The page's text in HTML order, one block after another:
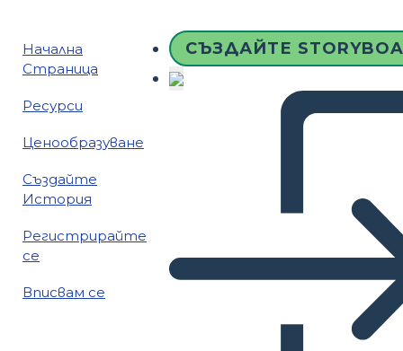
Начална
Страница
Ресурси
Ценообразуване
Създайте
История
Регистрирайте
се
Вписвам се
СЪЗДАЙТЕ